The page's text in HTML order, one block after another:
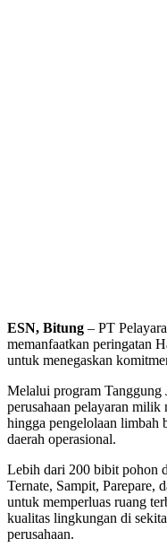
ESN, Bitung – PT
memanfaatkan peringatan
untuk menegaskan
Melalui program Tanggung
perusahaan pelayaran milik
hingga pengelolaan limbah
daerah operasional.
Lebih dari 200 bibit pohon
Ternate, Sampit, Parepare,
untuk memperluas ruang
kualitas lingkungan di
perusahaan.